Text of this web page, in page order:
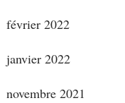
février 2022
janvier 2022
novembre 2021